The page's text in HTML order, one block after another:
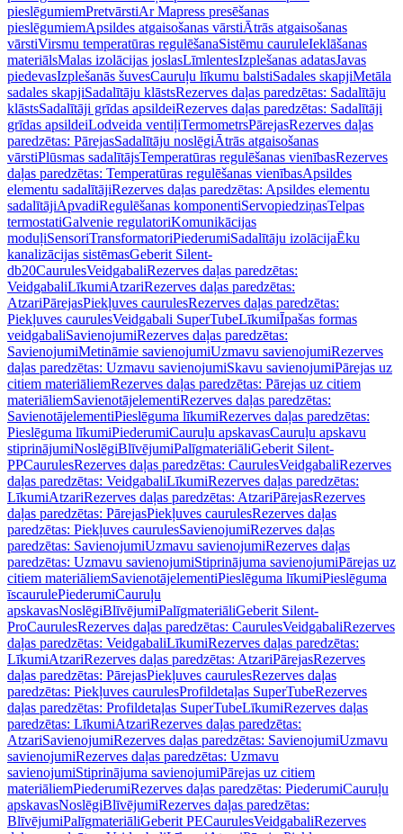
pieslēgumiemPretvārstiAr Mapress presēšanas
pieslēgumiemApsildes atgaisošanas vārstiĀtrās atgaisošanas
vārstiVirsmu temperatūras regulēšanaSistēmu cauruleIeklāšanas
materiālsMalas izolācijas joslasLīmlentesIzplešanas adatasJavas
piedevasIzplešanās šuvesCauruļu līkumu balstiSadales skapjiMetāla
sadales skapjiSadalītāju klāstsRezerves daļas paredzētas: Sadalītāju
klāstsSadalītāji grīdas apsildeiRezerves daļas paredzētas: Sadalītāji
grīdas apsildeiLodveida ventiļiTermometrsPārejasRezerves daļas
paredzētas: PārejasSadalītāju noslēgiĀtrās atgaisošanas
vārstiPlūsmas sadalītājsTemperatūras regulēšanas vienībasRezerves
daļas paredzētas: Temperatūras regulēšanas vienībasApsildes
elementu sadalītājiRezerves daļas paredzētas: Apsildes elementu
sadalītājiApvadiRegulēšanas komponentiServopiedziņasTelpas
termostatiGalvenie regulatoriKomunikācijas
moduļiSensoriTransformatoriPiederumiSadalītāju izolācijaĒku
kanalizācijas sistēmasGeberit Silent-
db20CaurulesVeidgabaliRezerves daļas paredzētas:
VeidgabaliLīkumiAtzariRezerves daļas paredzētas:
AtzariPārejasPiekļuves caurulesRezerves daļas paredzētas:
Piekļuves caurulesVeidgabali SuperTubeLīkumiĪpašas formas
veidgabaliSavienojumiRezerves daļas paredzētas:
SavienojumiMetināmie savienojumiUzmavu savienojumiRezerves
daļas paredzētas: Uzmavu savienojumiSkavu savienojumiPārejas uz
citiem materiāliemRezerves daļas paredzētas: Pārejas uz citiem
materiāliemSavienotājelementiRezerves daļas paredzētas:
SavienotājelementiPieslēguma līkumiRezerves daļas paredzētas:
Pieslēguma līkumiPiederumiCauruļu apskavasCauruļu apskavu
stiprinājumiNoslēgiBlīvējumiPalīgmateriāliGeberit Silent-
PPCaurulesRezerves daļas paredzētas: CaurulesVeidgabaliRezerves
daļas paredzētas: VeidgabaliLīkumiRezerves daļas paredzētas:
LīkumiAtzariRezerves daļas paredzētas: AtzariPārejasRezerves
daļas paredzētas: PārejasPiekļuves caurulesRezerves daļas
paredzētas: Piekļuves caurulesSavienojumiRezerves daļas
paredzētas: SavienojumiUzmavu savienojumiRezerves daļas
paredzētas: Uzmavu savienojumiStiprinājuma savienojumiPārejas uz
citiem materiāliemSavienotājelementiPieslēguma līkumiPieslēguma
īscaurulePiederumiCauruļu
apskavasNoslēgiBlīvējumiPalīgmateriāliGeberit Silent-
ProCaurulesRezerves daļas paredzētas: CaurulesVeidgabaliRezerves
daļas paredzētas: VeidgabaliLīkumiRezerves daļas paredzētas:
LīkumiAtzariRezerves daļas paredzētas: AtzariPārejasRezerves
daļas paredzētas: PārejasPiekļuves caurulesRezerves daļas
paredzētas: Piekļuves caurulesProfildetaļas SuperTubeRezerves
daļas paredzētas: Profildetaļas SuperTubeLīkumiRezerves daļas
paredzētas: LīkumiAtzariRezerves daļas paredzētas:
AtzariSavienojumiRezerves daļas paredzētas: SavienojumiUzmavu
savienojumiRezerves daļas paredzētas: Uzmavu
savienojumiStiprinājuma savienojumiPārejas uz citiem
materiāliemPiederumiRezerves daļas paredzētas: PiederumiCauruļu
apskavasNoslēgiBlīvējumiRezerves daļas paredzētas:
BlīvējumiPalīgmateriāliGeberit PECaurulesVeidgabaliRezerves